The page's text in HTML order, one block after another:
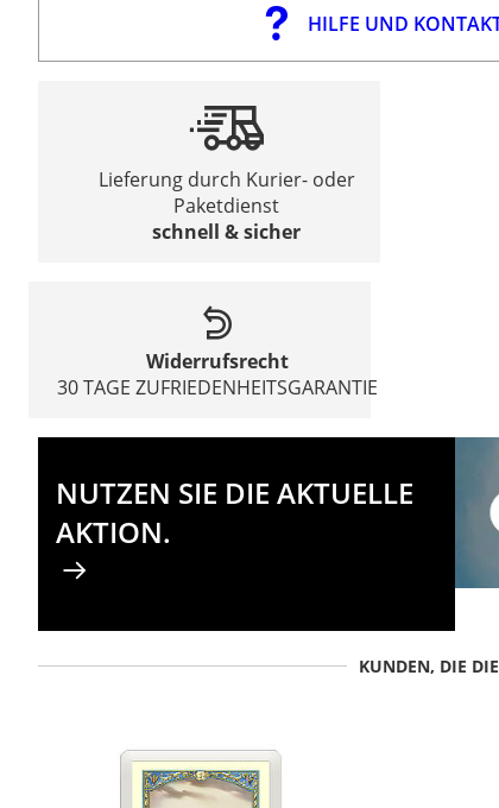
HILFE UND
Lieferung durch Kurier- oder
Paketdienst
schnell & sicher
Widerrufsrecht
30 TAGE ZUFRIEDENHEITSGARANTIE
NUTZEN SIE DIE AKTUELLE
AKTION.
KUNDEN, DIE